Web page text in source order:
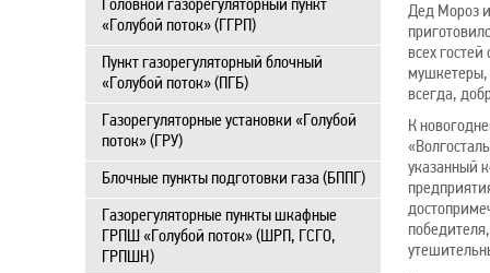
Головной газорегуляторный пункт
«Голубой поток» (ГГРП)
Пункт газорегуляторный блочный
«Голубой поток» (ПГБ)
Газорегуляторные установки «Голубой
поток» (ГРУ)
Блочные пункты подготовки газа (БППГ)
Газорегуляторные пункты шкафные
ГРПШ «Голубой поток» (ШРП, ГСГО,
ГРПШН)
Дед Мороз и
всех
мушкетеры,
всегда,
К
указанный